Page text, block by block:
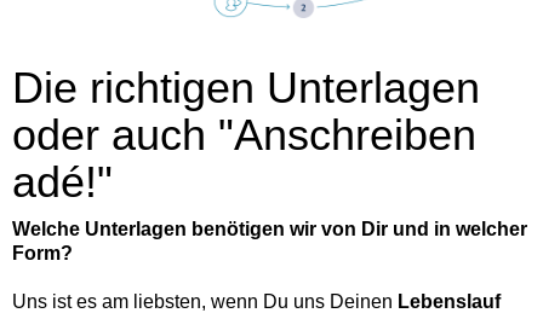
Die richtigen Unterlagen
oder auch "Anschreiben
adé!"
Welche Unterlagen benötigen wir von Dir und in welcher
Form?
Uns ist es am liebsten, wenn Du uns Deinen Lebenslauf